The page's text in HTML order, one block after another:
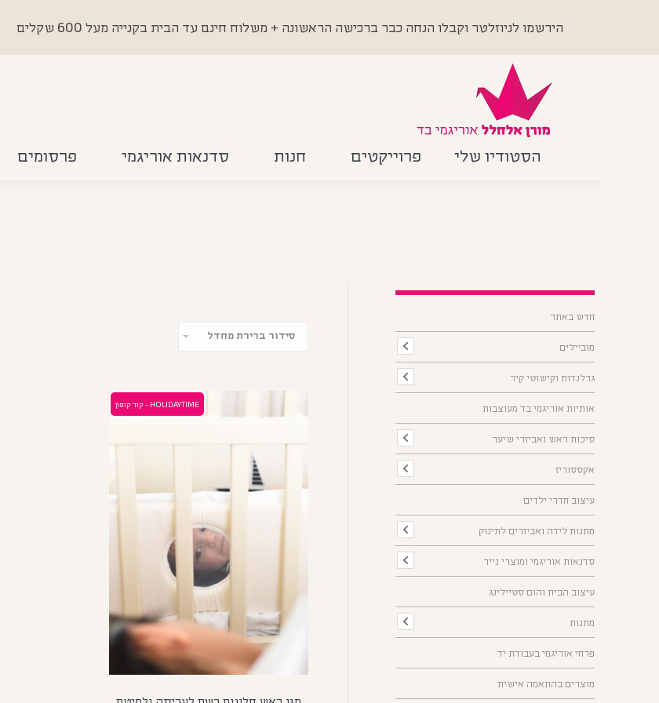
הסטודיו שלי פרוייקטים חנות סדנאות אוריגמי פרסומים
HOLIDAYTIME - קוד קופון
חדש באתר
מוביילים
גרלנדות וקישוטי קיר
אותיות אוריגמי בד מעוצבות
סיכות ראש ואביזרי שיער
אקססוריז
עיצוב חדרי ילדים
מתנות לידה ואביזרים לתינוק
סדנאות אוריגמי ומוצרי נייר
עיצוב הבית והום סטיילינג
מתנות
פרחי אוריגמי בעבודת יד
מוצרים בהתאמה אישית
הירשמו לניוזלטר וקבלו הנחה כבר ברכישה הראשונה + משלוח חינם עד הבית בקנייה מעל 600 שקלים